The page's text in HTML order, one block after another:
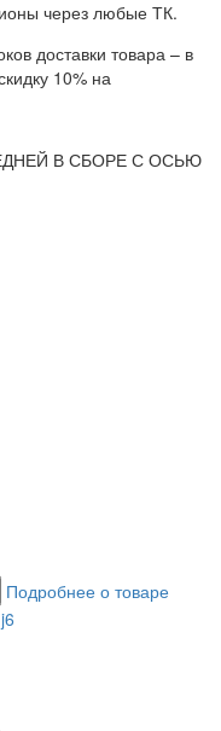
через любые ТК.
доставки товара – в
10% на
В СБОРЕ С ОСЬЮ
Подробнее о товаре